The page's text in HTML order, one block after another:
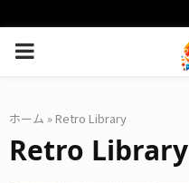
PRIMARY
ホーム » Retro Library
Retro Library